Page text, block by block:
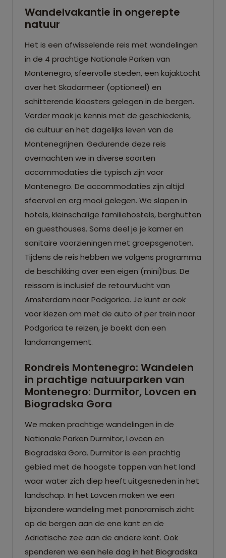
Wandelvakantie in ongerepte
natuur
Het is een afwisselende reis met wandelingen
in de 4 prachtige Nationale Parken van
Montenegro, sfeervolle steden, een kajaktocht
over het Skadarmeer (optioneel) en
schitterende kloosters gelegen in de bergen.
Verder maak je kennis met de geschiedenis,
de cultuur en het dagelijks leven van de
Montenegrijnen. Gedurende deze reis
overnachten we in diverse soorten
accommodaties die typisch zijn voor
Montenegro. De accommodaties zijn altijd
sfeervol en erg mooi gelegen. We slapen in
hotels, kleinschalige familiehostels, berghutten
en guesthouses. Soms deel je je kamer en
sanitaire voorzieningen met groepsgenoten.
Tijdens de reis hebben we volgens programma
de beschikking over een eigen (mini)bus. De
reissom is inclusief de retourvlucht van
Amsterdam naar Podgorica. Je kunt er ook
voor kiezen om met de auto of per trein naar
Podgorica te reizen, je boekt dan een
landarrangement.
Rondreis Montenegro: Wandelen
in prachtige natuurparken van
Montenegro: Durmitor, Lovcen en
Biogradska Gora
We maken prachtige wandelingen in de
Nationale Parken Durmitor, Lovcen en
Biogradska Gora. Durmitor is een prachtig
gebied met de hoogste toppen van het land
waar water zich diep heeft uitgesneden in het
landschap. In het Lovcen maken we een
bijzondere wandeling met panoramisch zicht
op de bergen aan de ene kant en de
Adriatische zee aan de andere kant. Ook
spenderen we een hele dag in het Biogradska